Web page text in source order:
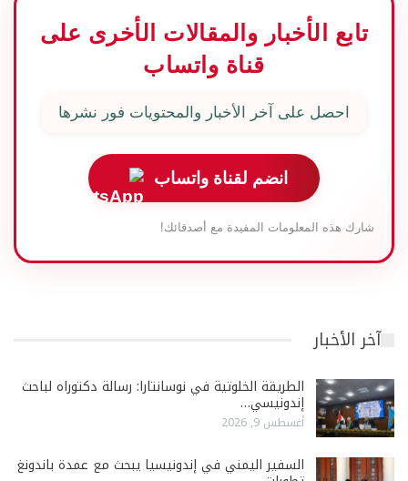
تابع الأخبار والمقالات الأخرى على
قناة واتساب
احصل على آخر الأخبار والمحتويات فور نشرها
انضم لقناة واتساب
شارك هذه المعلومات المفيدة مع أصدقائك!
آخر الأخبار
الطريقة الخلوتية في نوسانتارا: رسالة دكتوراه لباحث
إندونيسي…
أغسطس 9, 2026
السفير اليمني في إندونيسيا يبحث مع عمدة باندونغ